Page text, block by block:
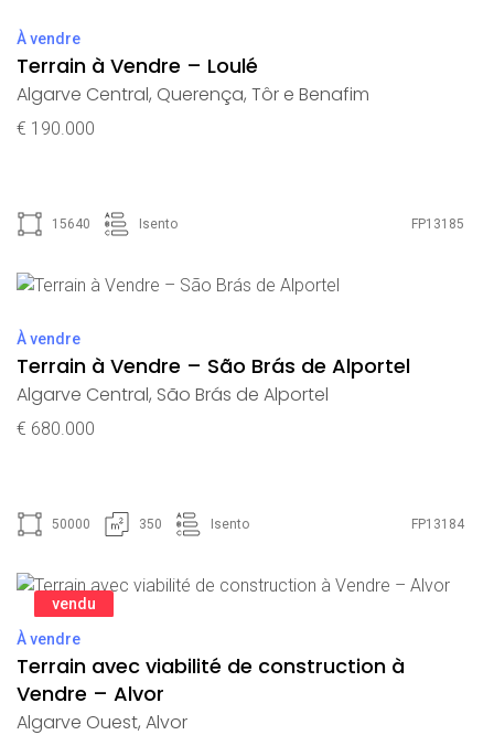
À vendre
Terrain à Vendre – Loulé
Algarve Central, Querença, Tôr e Benafim
€ 190.000
15640 Isento FP13185
À vendre
Terrain à Vendre – São Brás de Alportel
Algarve Central, São Brás de Alportel
€ 680.000
50000 350 Isento FP13184
vendu
À vendre
Terrain avec viabilité de construction à
Vendre – Alvor
Algarve Ouest, Alvor